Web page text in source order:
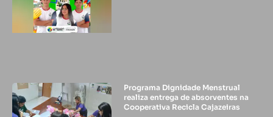
Programa Dignidade Menstrual
realiza entrega de absorventes na
Cooperativa Recicla Cajazeiras